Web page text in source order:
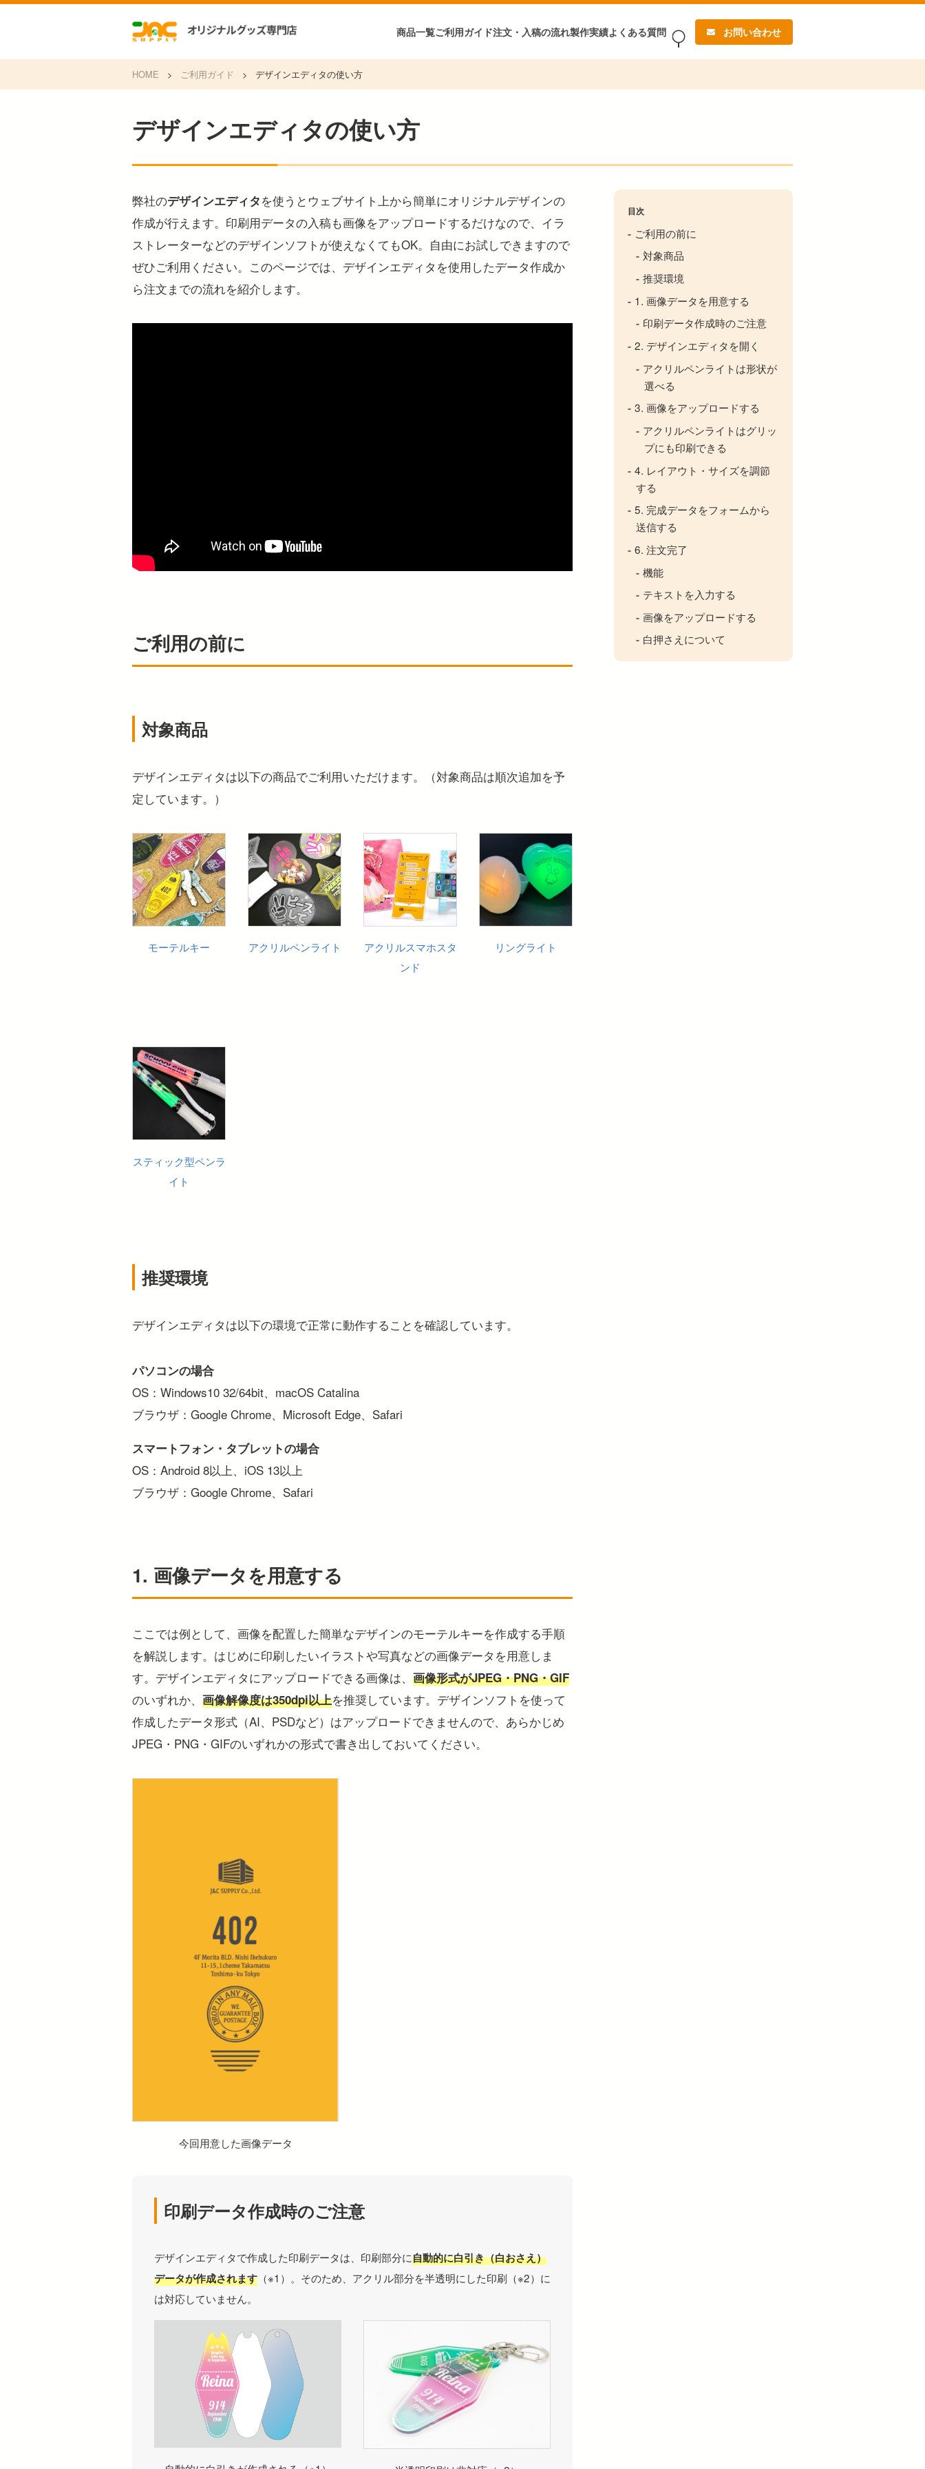
商品一覧ご利用ガイド注文・入稿の流れ製作実績よくある質問 お問い合わせ
HOME > ご利用ガイド > デザインエディタの使い方
デザインエディタの使い方
弊社のデザインエディタを使うとウェブサイト上から簡単にオリジナルデザインの
作成が行えます。印刷用データの入稿も画像をアップロードするだけなので、イラ
ストレーターなどのデザインソフトが使えなくてもOK。自由にお試しできますので
ぜひご利用ください。このページでは、デザインエディタを使用したデータ作成か
ら注文までの流れを紹介します。
ご利用の前に
対象商品
デザインエディタは以下の商品でご利用いただけます。（対象商品は順次追加を予
定しています。）
モーテルキー アクリルペンライト
アクリルスマホスタ
ンド
リングライト
スティック型ペンラ
イト
推奨環境
デザインエディタは以下の環境で正常に動作することを確認しています。
パソコンの場合
OS：Windows10 32/64bit、macOS Catalina
ブラウザ：Google Chrome、Microsoft Edge、Safari
スマートフォン・タブレットの場合
OS：Android 8以上、iOS 13以上
ブラウザ：Google Chrome、Safari
1. 画像データを用意する
ここでは例として、画像を配置した簡単なデザインのモーテルキーを作成する手順
を解説します。はじめに印刷したいイラストや写真などの画像データを用意しま
す。デザインエディタにアップロードできる画像は、 画像形式がJPEG・PNG・GIF
のいずれか、 画像解像度は350dpi以上を推奨しています。デザインソフトを使って
作成したデータ形式（AI、PSDなど）はアップロードできませんので、あらかじめ
JPEG・PNG・GIFのいずれかの形式で書き出しておいてください。
今回用意した画像データ
印刷データ作成時のご注意
デザインエディタで作成した印刷データは、印刷部分に自動的に白引き（白おさえ）
データが作成されます （※1）。そのため、アクリル部分を半透明にした印刷（※2）に
は対応していません。
目次
ご利用の前に
対象商品
推奨環境
1. 画像データを用意する
印刷データ作成時のご注意
2. デザインエディタを開く
アクリルペンライトは形状が
選べる
3. 画像をアップロードする
アクリルペンライトはグリッ
プにも印刷できる
4. レイアウト・サイズを調節
する
5. 完成データをフォームから
送信する
6. 注文完了
機能
テキストを入力する
画像をアップロードする
白押さえについて